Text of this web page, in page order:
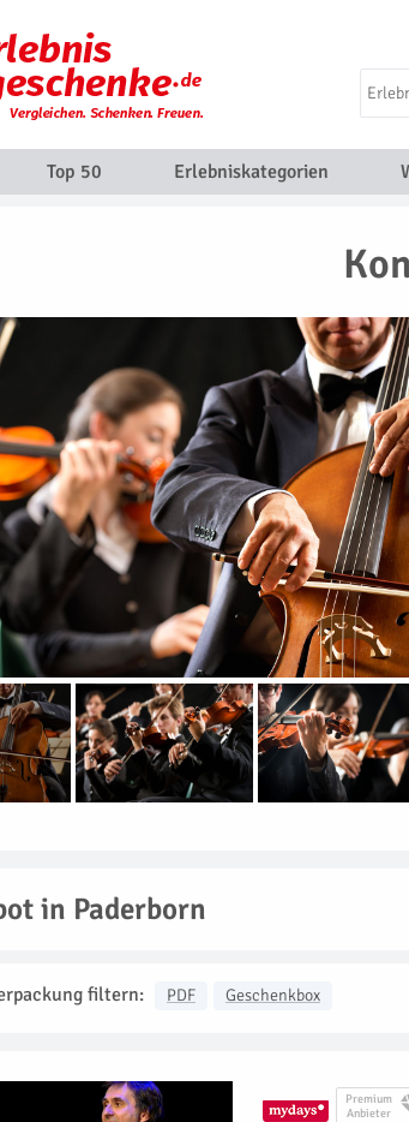
Top 50 Erlebniskategorien
in Paderborn
filtern: PDF Geschenkbox
Premium
Anbieter